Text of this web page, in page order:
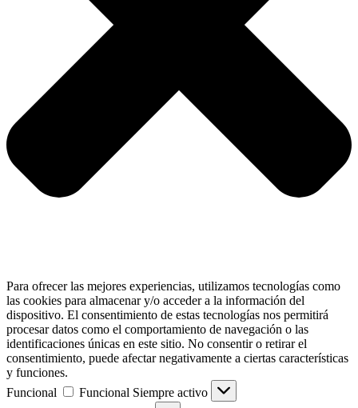
Para ofrecer las mejores experiencias, utilizamos tecnologías como
las cookies para almacenar y/o acceder a la información del
dispositivo. El consentimiento de estas tecnologías nos permitirá
procesar datos como el comportamiento de navegación o las
identificaciones únicas en este sitio. No consentir o retirar el
consentimiento, puede afectar negativamente a ciertas características
y funciones.
Funcional
Funcional Siempre activo